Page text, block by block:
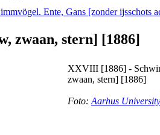
Ente, Gans [zonder ijsschots
zwaan, stern] [1886]
XXVIII [1886] -
zwaan, stern] [1886]
Foto: Aarhus